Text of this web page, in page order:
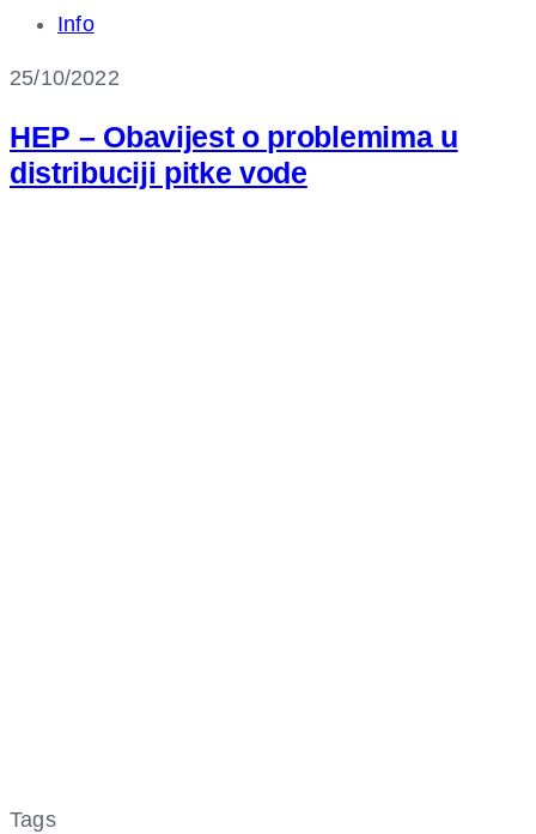
Info
25/10/2022
HEP – Obavijest o problemima u
distribuciji pitke vode
Tags